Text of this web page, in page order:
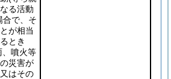
る活動
合で、そ
が相当
とき
噴火等
災害が
はその